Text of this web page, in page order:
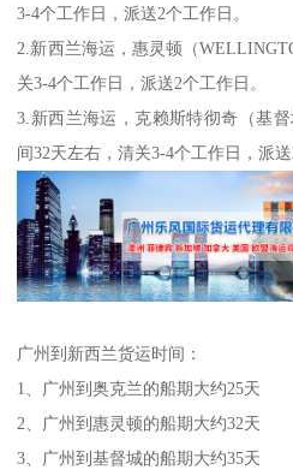
3-4个工作日，派送2个工作日。
2.新西兰海运，惠灵顿（
关3-4个工作日，派送2个工作日。
3.新西兰海运，克赖斯特彻奇（基
间32天左右，清关3-4个工作日，派送
广州到新西兰货运时间：
1、广州到奥克兰的船期大约25天
2、广州到惠灵顿的船期大约32天
3、广州到基督城的船期大约35天